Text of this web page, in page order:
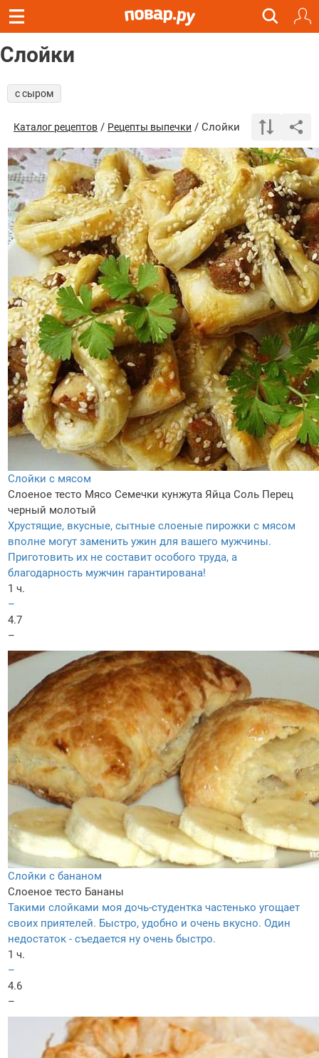
Слойки
с сыром
Каталог рецептов / Рецепты выпечки / Слойки
Слойки с мясом
Слоеное тесто Мясо Семечки кунжута Яйца Соль Перец
черный молотый
Хрустящие, вкусные, сытные слоеные пирожки с мясом
вполне могут заменить ужин для вашего мужчины.
Приготовить их не составит особого труда, а
благодарность мужчин гарантирована!
1 ч.
–
4.7
–
Слойки с бананом
Слоеное тесто Бананы
Такими слойками моя дочь-студентка частенько угощает
своих приятелей. Быстро, удобно и очень вкусно. Один
недостаток - съедается ну очень быстро.
1 ч.
–
4.6
–